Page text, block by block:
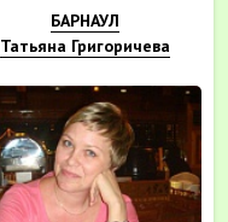
БАРНАУЛ
Татьяна Григоричева